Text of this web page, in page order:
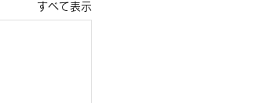
すべて表示